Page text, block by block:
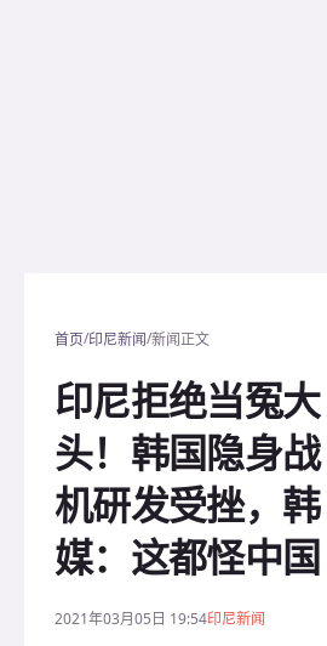
首页/印尼新闻/新闻正文
印尼拒绝当冤大
头！韩国隐身战
机研发受挫，韩
媒：这都怪中国
2021年03月05日 19:54印尼新闻